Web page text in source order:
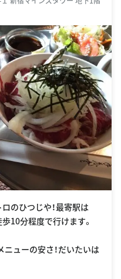
のひつじや！最寄駅は
10分程度で行けます。
ューの安さ！だいたいは